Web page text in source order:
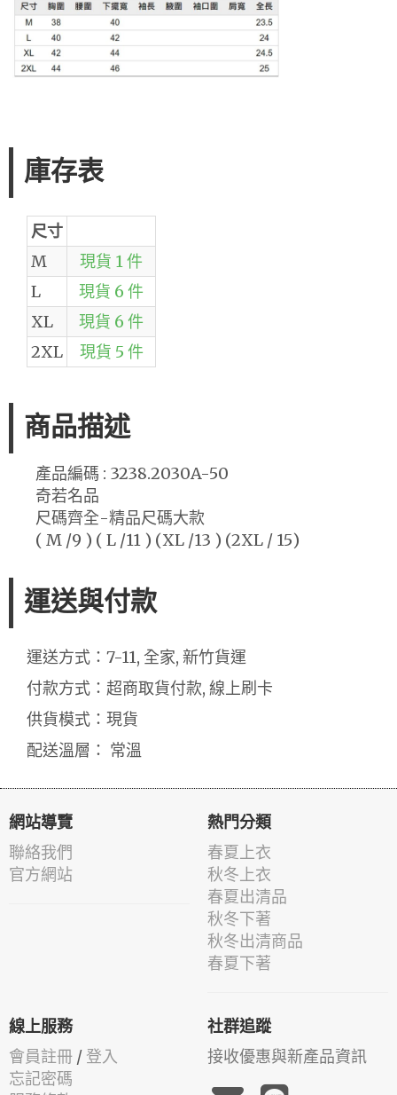
庫存表
尺寸
M
現貨 1 件
L
現貨 6 件
XL
現貨 6 件
2XL
現貨 5 件
商品描述
產品編碼 : 3238.2030A-50
奇若名品
尺碼齊全-精品尺碼大款
( M /9 ) ( L /11 ) (XL /13 ) (2XL / 15)
運送與付款
運送方式：7-11, 全家, 新竹貨運
付款方式：超商取貨付款, 線上刷卡
供貨模式：現貨
配送溫層： 常溫
網站導覽
聯絡我們
官方網站
熱門分類
春夏上衣
秋冬上衣
春夏出清品
秋冬下著
秋冬出清商品
春夏下著
線上服務
會員註冊 / 登入
忘記密碼
社群追蹤
接收優惠與新產品資訊